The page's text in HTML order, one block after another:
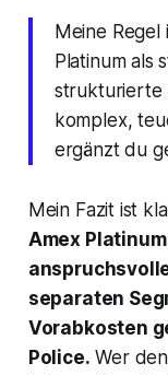
Meine
Platinum als
strukturierte
komplex,
ergänzt du
Mein Fazit ist
Amex
separaten
Vorabkosten
Police. Wer